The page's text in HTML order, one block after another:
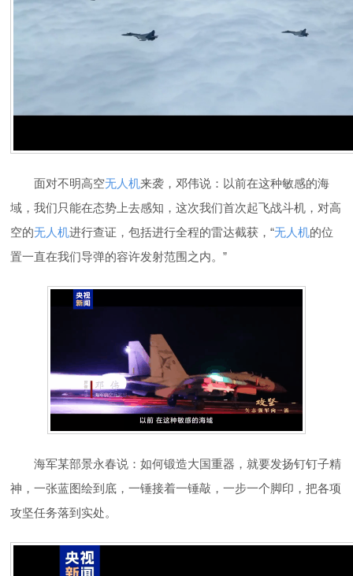
面对不明高空无人机来袭，邓伟说：以前在这种敏感的海
域，我们只能在态势上去感知，这次我们首次起飞战斗机，对高
空的无人机进行查证，包括进行全程的雷达截获，“无人机的位
置一直在我们导弹的容许发射范围之内。”
海军某部景永春说：如何锻造大国重器，就要发扬钉钉子精
神，一张蓝图绘到底，一锤接着一锤敲，一步一个脚印，把各项
攻坚任务落到实处。